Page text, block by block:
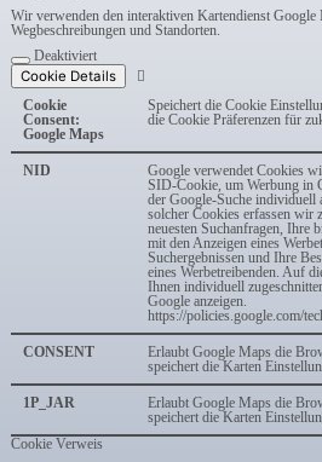
Wir verwenden den interaktiven Kartendienst
Wegbeschreibungen und Standorten.
Deaktiviert
Cookie Details
Cookie
Consent:
Google Maps
Speichert die Cookie
die Cookie Präferenzen für
NID
Google verwendet Cookies
SID-Cookie, um Werbung in
der Google-Suche individuell
solcher Cookies erfassen wir
neuesten Suchanfragen, Ihre
mit den Anzeigen eines
Suchergebnissen und Ihre
eines Werbetreibenden. Auf
Ihnen individuell
Google anzeigen.
https://policies.google.com/
CONSENT
Erlaubt Google Maps die
speichert die Karten
1P_JAR
Erlaubt Google Maps die
speichert die Karten
Cookie Verweis